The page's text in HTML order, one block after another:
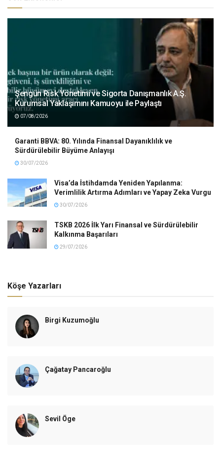
Şengün Risk Yönetimi ve Sigorta Danışmanlık A.Ş.
Kurumsal Yaklaşımını Kamuoyu ile Paylaştı
07/08/2026
Garanti BBVA: 80. Yılında Finansal Dayanıklılık ve
Sürdürülebilir Büyüme Anlayışı
30/07/2026
Visa’da İstihdamda Yeniden Yapılanma:
Verimlilik Artırma Adımları ve Yapay Zeka Vurgu
30/07/2026
TSKB 2026 İlk Yarı Finansal ve Sürdürülebilir
Kalkınma Başarıları
29/07/2026
Köşe Yazarları
Birgi Kuzumoğlu
Çağatay Pancaroğlu
Sevil Öge